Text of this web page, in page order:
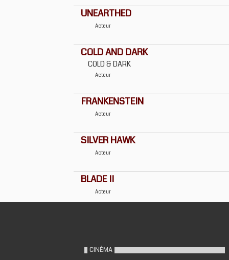
UNEARTHED
Acteur
COLD AND DARK
COLD & DARK
Acteur
FRANKENSTEIN
Acteur
SILVER HAWK
Acteur
BLADE II
Acteur
CINÉMA